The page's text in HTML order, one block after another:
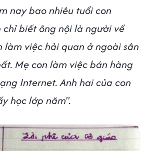
nay bao nhiêu tuổi con
chỉ biết ông nội là người về
làm việc hải quan ở ngoài sân
Mẹ con làm việc bán hàng
Internet. Anh hai của con
học lớp năm".